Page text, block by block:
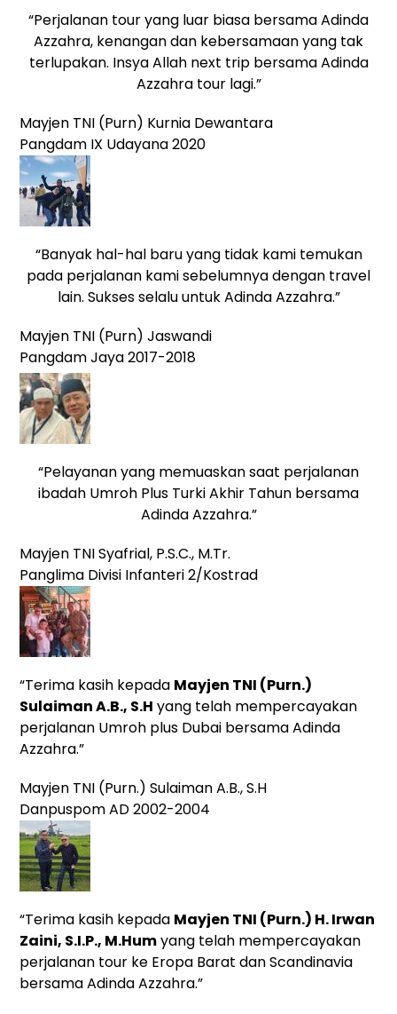
“Perjalanan tour yang luar biasa bersama Adinda
Azzahra, kenangan dan kebersamaan yang tak
terlupakan. Insya Allah next trip bersama Adinda
Azzahra tour lagi.”
Mayjen TNI (Purn) Kurnia Dewantara
Pangdam IX Udayana 2020
“Banyak hal-hal baru yang tidak kami temukan
pada perjalanan kami sebelumnya dengan travel
lain. Sukses selalu untuk Adinda Azzahra.”
Mayjen TNI (Purn) Jaswandi
Pangdam Jaya 2017-2018
“Pelayanan yang memuaskan saat perjalanan
ibadah Umroh Plus Turki Akhir Tahun bersama
Adinda Azzahra.”
Mayjen TNI Syafrial, P.S.C., M.Tr.
Panglima Divisi Infanteri 2/Kostrad
“Terima kasih kepada Mayjen TNI (Purn.)
Sulaiman A.B., S.H yang telah mempercayakan
perjalanan Umroh plus Dubai bersama Adinda
Azzahra.”
Mayjen TNI (Purn.) Sulaiman A.B., S.H
Danpuspom AD 2002-2004
“Terima kasih kepada Mayjen TNI (Purn.) H. Irwan
Zaini, S.I.P., M.Humyang telah mempercayakan
perjalanan tour ke Eropa Barat dan Scandinavia
bersama Adinda Azzahra.”